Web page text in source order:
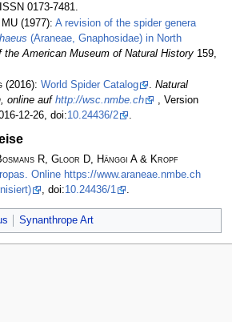
0173-7481.
(1977): A revision of the spider genera
(Araneae, Gnaphosidae) in North
the American Museum of Natural History 159,
(2016): World Spider Catalog . Natural
online auf http://wsc.nmbe.ch
, Version
12-26, doi:10.24436/2 .
R, Gloor D, Hänggi A & Kropf
Online https://www.araneae.nmbe.ch
, doi:10.24436/1 .
Synanthrope Art